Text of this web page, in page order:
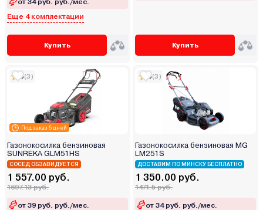
Еще 4 комплектации
Купить Купить
Под заказ 5 дней
5(3)
Газонокосилка бензиновая
SUNREKA GLM51HS
СОСЕД ОБЗАВИДУЕТСЯ
1 557.00 руб.
1697.13 руб.
от 39 руб. руб./мес.
5(3)
Газонокосилка бензиновая MG
LM251S
ДОСТАВИМ ПО МИНСКУ БЕСПЛАТНО
1 350.00 руб.
1471.5 руб.
от 34 руб. руб./мес.